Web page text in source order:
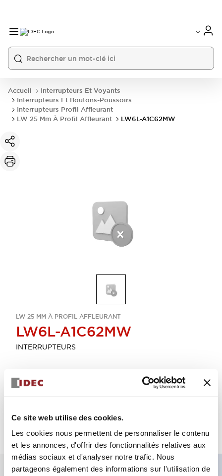
Ce site web utilise des cookies.
Les cookies nous permettent de personnaliser le contenu
et les annonces, d'offrir des fonctionnalités relatives aux
médias sociaux et d'analyser notre trafic. Nous
partageons également des informations sur l'utilisation de
Accueil
Interrupteurs Et Voyants
Interrupteurs Et Boutons-Poussoirs
Interrupteurs Profil Affleurant
LW 25 Mm À Profil Affleurant
LW6L-A1C62MW
LW 25 MM À PROFIL AFFLEURANT
LW6L-A1C62MW
INTERRUPTEURS
Sélectionner la quantité